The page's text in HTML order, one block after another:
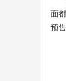
面
预